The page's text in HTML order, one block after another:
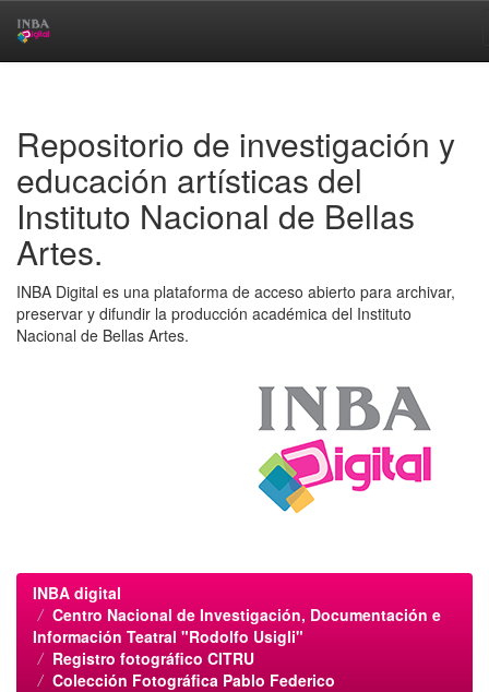
Repositorio de investigación y
educación artísticas del
Instituto Nacional de Bellas
Artes.
INBA Digital es una plataforma de acceso abierto para archivar,
preservar y difundir la producción académica del Instituto
Nacional de Bellas Artes.
INBA digital
Centro Nacional de Investigación, Documentación e
Información Teatral "Rodolfo Usigli"
Registro fotográfico CITRU
Colección Fotográfica Pablo Federico